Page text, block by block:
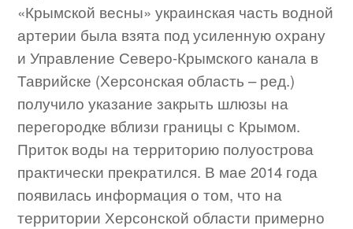
«Крымской весны» украинская часть водной
артерии была взята под усиленную охрану
и Управление Северо-Крымского канала в
Таврийске (Херсонская область – ред.)
получило указание закрыть шлюзы на
перегородке вблизи границы с Крымом.
Приток воды на территорию полуострова
практически прекратился. В мае 2014 года
появилась информация о том, что на
территории Херсонской области примерно